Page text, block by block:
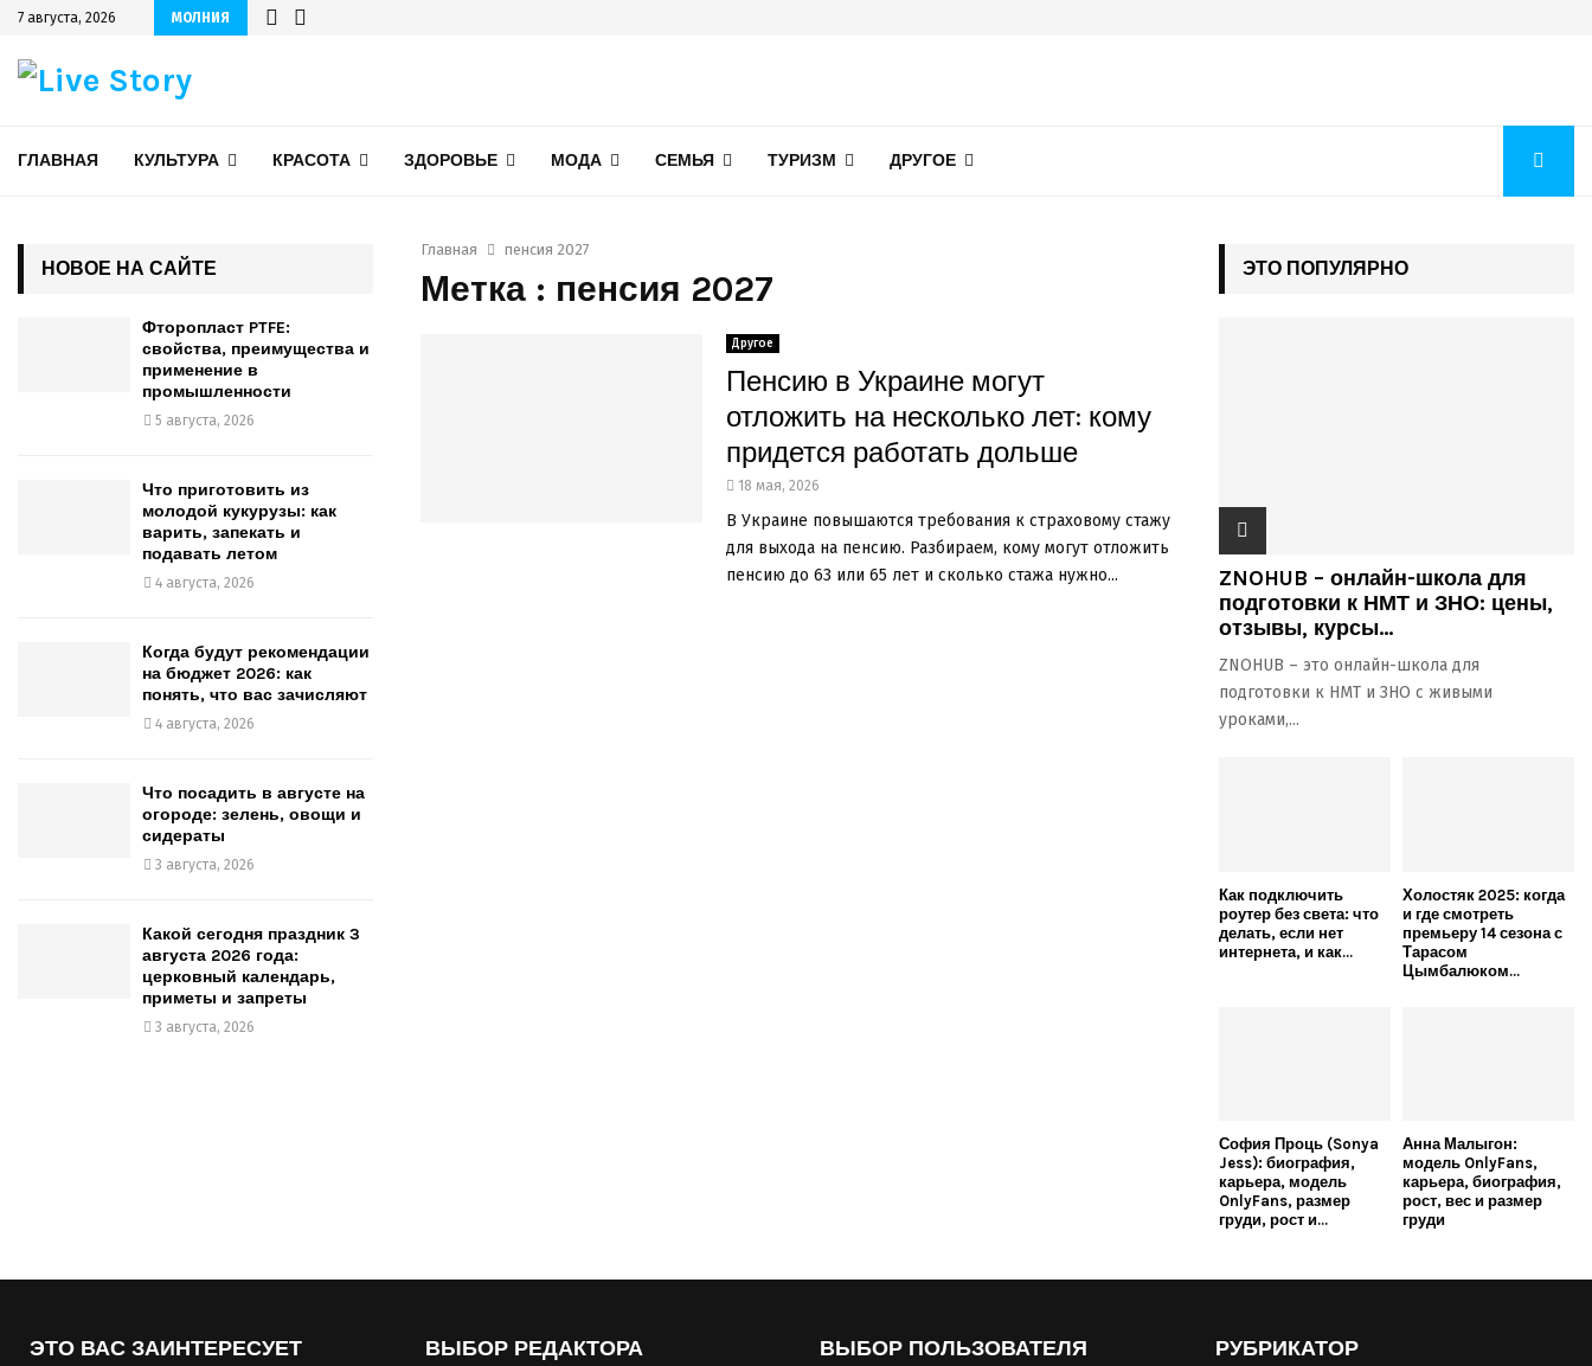
7 августа, 2026 МОЛНИЯ
ГЛАВНАЯ КУЛЬТУРА КРАСОТА ЗДОРОВЬЕ МОДА СЕМЬЯ ТУРИЗМ ДРУГОЕ
Главная пенсия 2027
Метка : пенсия 2027
Другое
Пенсию в Украине могут
отложить на несколько лет: кому
придется работать дольше
18 мая, 2026
В Украине повышаются требования к страховому стажу
для выхода на пенсию. Разбираем, кому могут отложить
пенсию до 63 или 65 лет и сколько стажа нужно...
НОВОЕ НА САЙТЕ
Фторопласт PTFE:
свойства, преимущества и
применение в
промышленности
5 августа, 2026
Что приготовить из
молодой кукурузы: как
варить, запекать и
подавать летом
4 августа, 2026
Когда будут рекомендации
на бюджет 2026: как
понять, что вас зачисляют
4 августа, 2026
Что посадить в августе на
огороде: зелень, овощи и
сидераты
3 августа, 2026
Какой сегодня праздник 3
августа 2026 года:
церковный календарь,
приметы и запреты
3 августа, 2026
ЭТО ПОПУЛЯРНО
ZNOHUB – онлайн-школа для
подготовки к НМТ и ЗНО: цены,
отзывы, курсы...
ZNOHUB – это онлайн-школа для
подготовки к НМТ и ЗНО с живыми
уроками,...
Как подключить
роутер без света: что
делать, если нет
интернета, и как...
Холостяк 2025: когда
и где смотреть
премьеру 14 сезона с
Тарасом
Цымбалюком...
София Проць (Sonya
Jess): биография,
карьера, модель
OnlyFans, размер
груди, рост и...
Анна Малыгон:
модель OnlyFans,
карьера, биография,
рост, вес и размер
груди
ЭТО ВАС ЗАИНТЕРЕСУЕТ ВЫБОР РЕДАКТОРА ВЫБОР ПОЛЬЗОВАТЕЛЯ РУБРИКАТОР